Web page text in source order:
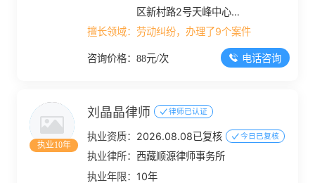
区新村路2号天峰中心5
号楼2层
擅长领域：劳动纠纷，办理了9个案件
咨询价格：88元/次 电话咨询
执业10年
刘晶晶律师 律师已认证
执业资质： 2026.08.08已复核 今日已复核
执业律所：西藏顺源律师事务所
执业年限： 10年